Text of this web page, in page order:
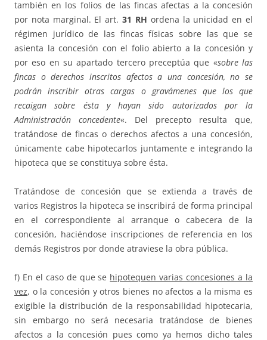
también en los folios de las fincas afectas a la concesión
por nota marginal. El art.31 RH ordena la unicidad en el
régimen jurídico de las fincas físicas sobre las que se
asienta la concesión con el folio abierto a la concesión y
por eso en su apartado tercero preceptúa que «sobre las
fincas o derechos inscritos afectos a una concesión, no se
podrán inscribir otras cargas o gravámenes que los que
recaigan sobre ésta y hayan sido autorizados por la
Administración concedente«. Del precepto resulta que,
tratándose de fincas o derechos afectos a una concesión,
únicamente cabe hipotecarlos juntamente e integrando la
hipoteca que se constituya sobre ésta.
Tratándose de concesión que se extienda a través de
varios Registros la hipoteca se inscribirá de forma principal
en el correspondiente al arranque o cabecera de la
concesión, haciéndose inscripciones de referencia en los
demás Registros por donde atraviese la obra pública.
f) En el caso de que se hipotequen varias concesiones a la
vez, o la concesión y otros bienes no afectos a la misma es
exigible la distribución de la responsabilidad hipotecaria,
sin embargo no será necesaria tratándose de bienes
afectos a la concesión pues como ya hemos dicho tales